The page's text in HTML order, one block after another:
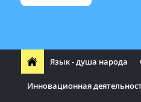
Язык - душа народа
Инновационная